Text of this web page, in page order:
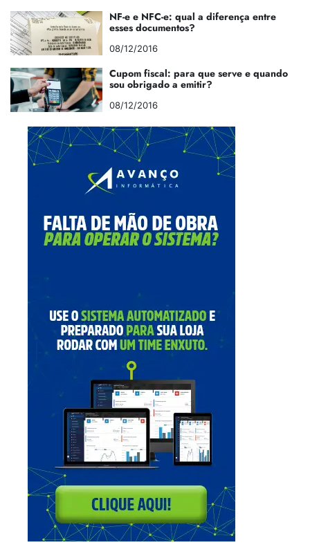
NF-e e NFC-e: qual a diferença entre
esses documentos?
08/12/2016
Cupom fiscal: para que serve e quando
sou obrigado a emitir?
08/12/2016